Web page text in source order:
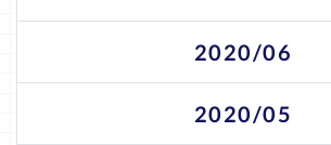
2020/06
2020/05